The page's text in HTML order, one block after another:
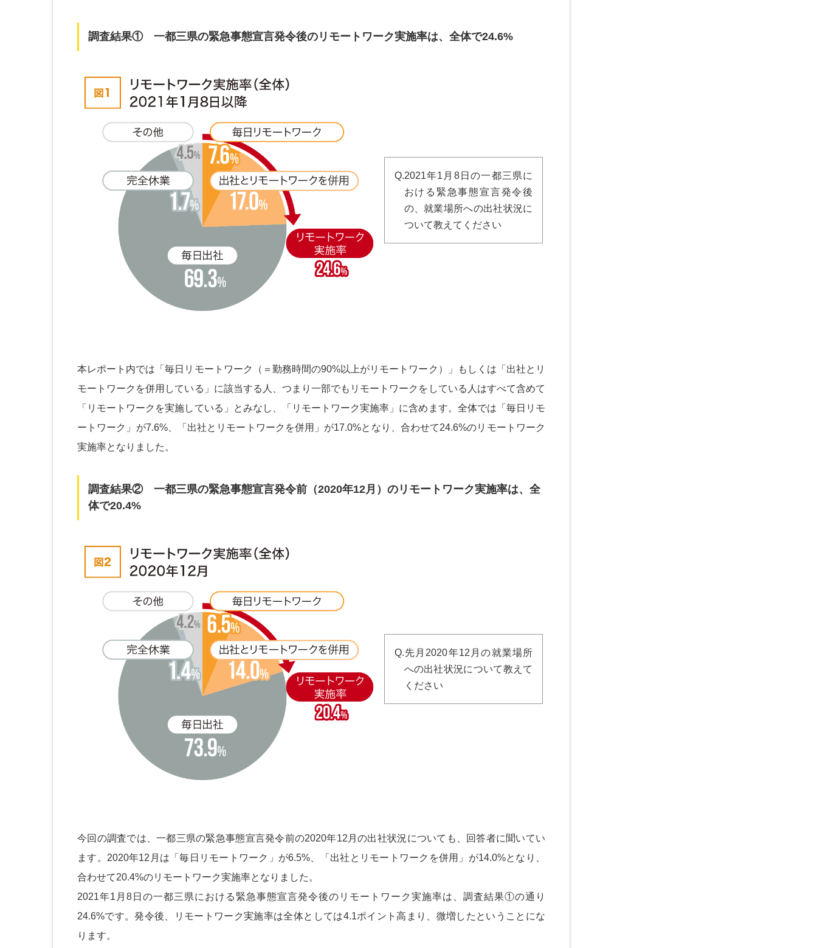
調査結果① 一都三県の緊急事態宣言発令後のリモートワーク実施率は、全体で24.6%
Q.2021年1月8日の一都三県に
おける緊急事態宣言発令後
の、就業場所への出社状況に
ついて教えてください
本レポート内では「毎日リモートワーク（＝勤務時間の90%以上がリモートワーク）」もしくは「出社とリ
モートワークを併用している」に該当する人、つまり一部でもリモートワークをしている人はすべて含めて
「リモートワークを実施している」とみなし、「リモートワーク実施率」に含めます。全体では「毎日リモ
ートワーク」が7.6%、「出社とリモートワークを併用」が17.0%となり、合わせて24.6%のリモートワーク
実施率となりました。
調査結果② 一都三県の緊急事態宣言発令前（2020年12月）のリモートワーク実施率は、全
体で20.4%
Q.先月2020年12月の就業場所
への出社状況について教えて
ください
今回の調査では、一都三県の緊急事態宣言発令前の2020年12月の出社状況についても、回答者に聞いてい
ます。2020年12月は「毎日リモートワーク」が6.5%、「出社とリモートワークを併用」が14.0%となり、
合わせて20.4%のリモートワーク実施率となりました。
2021年1月8日の一都三県における緊急事態宣言発令後のリモートワーク実施率は、調査結果①の通り
24.6%です。発令後、リモートワーク実施率は全体としては4.1ポイント高まり、微増したということにな
ります。